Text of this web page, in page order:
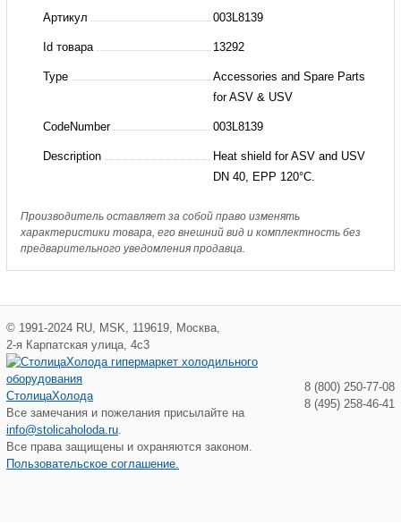
40(пр.
класс
Артикул 003L8139
Id товара 13292
Type
Accessories and Spare Parts
for ASV & USV
CodeNumber 003L8139
Description
Heat shield for ASV and USV
DN 40, EPP 120°C.
Производитель оставляет за собой право изменять
характеристики товара, его внешний вид и комплектность без
предварительного уведомления продавца.
© 1991-2024 RU MSK 119619 Москва
2-я Карпатская улица, 4с3
СтолицаХолода
Все замечания и пожелания присылайте на
info@stolicaholoda.ru
Все права защищены и охраняются законом.
Пользовательское соглашение.
8 (800) 250-77-08
8 (495) 258-46-41